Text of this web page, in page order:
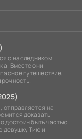
с наследником
Вместе они
путешествие,
отправляется на
доказать
достоин быть частью
девушку Тию и